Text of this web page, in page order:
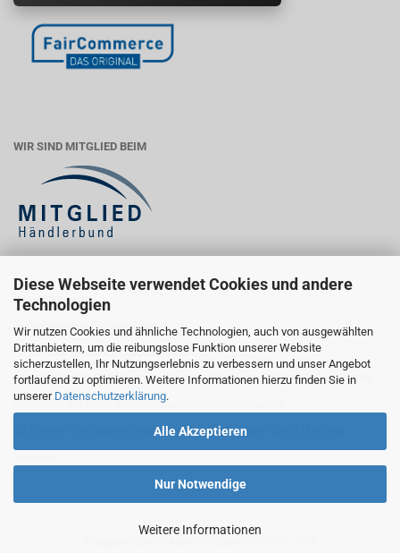
Diese Webseite verwendet Cookies und andere
Technologien
Wir nutzen Cookies und ähnliche Technologien, auch von ausgewählten
Drittanbietern, um die reibungslose Funktion unserer Website
sicherzustellen, Ihr Nutzungserlebnis zu verbessern und unser Angebot
fortlaufend zu optimieren. Weitere Informationen hierzu finden Sie in
unserer Datenschutzerklärung.
Alle Akzeptieren
Nur Notwendige
Weitere Informationen
WIR SIND MITGLIED BEIM
KÄUFERSIEGEL
Ihr Einkauf bei uns ist geprüft sicher:
Als Händlerbund-Mitglied erfüllen wir wichtige rechtliche und qualitative
Standards für einen vertrauenswürdigen Onlinehandel.
So können Sie bequem, transparent und mit gutem Gefühl bei uns